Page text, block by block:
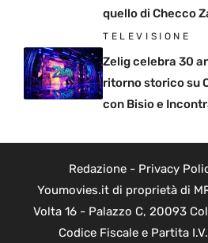
quello di Checco
TELEVISIONE
Zelig celebra 30
ritorno storico su
con Bisio e
Redazione- Privacy
Youmovies.it di proprietà di
Volta 16 - Palazzo C, 20093
Codice Fiscale e Partita